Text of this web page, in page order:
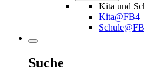
Kita und
Kita@FB4
Suche